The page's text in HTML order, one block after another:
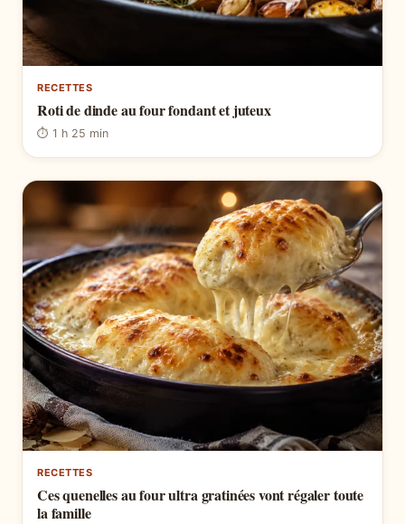
RECETTES
Roti de dinde au four fondant et juteux
⏱ 1 h 25 min
RECETTES
Ces quenelles au four ultra gratinées vont régaler toute
la famille